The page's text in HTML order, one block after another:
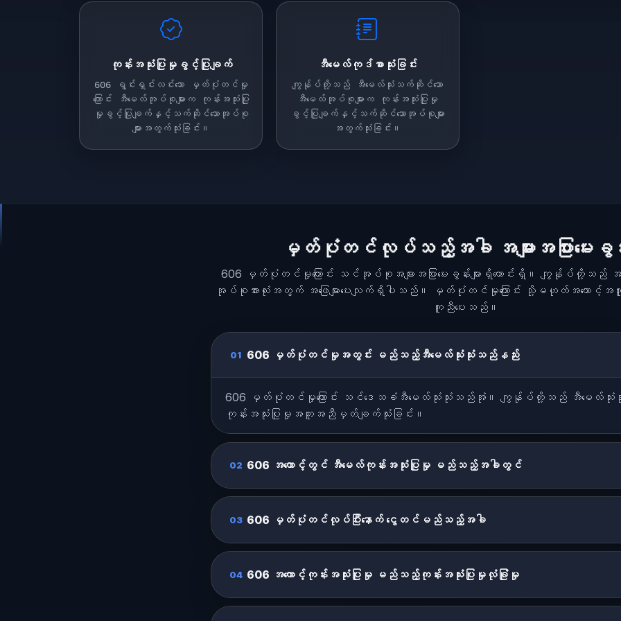
ကုန်းအသုံးပြုမှုခွင့်ပြုချက်
606 ရွင်းရှင်းလင်းသော မှတ်ပုံတင်မှု
ကြောင်း အီမေလ်အုပ်စုများက ကုန်းအသုံးပြု
မှုခွင့်ပြုချက်နှင့်သက်ဆိုင်သောအုပ်စု
များအတွက်သုံးခြင်း။
အီမေလ်ကုဒ်စာသုံးခြင်း
ကျွန်ုပ်တို့သည် အီမေလ်သုံးသက်ဆိုင်သော
အီမေလ်အုပ်စုများက ကုန်းအသုံးပြုမှု
ခွင့်ပြုချက်နှင့်သက်ဆိုင်သောအုပ်စုများ
အတွက်သုံးခြင်း။
မှတ်ပုံတင်လုပ်သည့်အခါ အများအပြားမေးခွန်း
606 မှတ်ပုံတင်မှုကြောင်း သင်အုပ်စုအများအပြားမေးခွန်းများရှိကောင်းရှိ။ ကျွန်ုပ်တို့သည် အများအ
အုပ်စုအားလုံးအတွက် အဖြေများပေးလျက်ရှိပါသည်။ မှတ်ပုံတင်မှုကြောင်း သို့မဟုတ်အကောင့်အကူ
ကူညီပေးသည်။
01 606 မှတ်ပုံတင်မှုအတွင်း မည်သည့်အီမေလ်သုံးသုံးသည်နည်း
606 မှတ်ပုံတင်မှုကြောင်း သင်ဒေသခံအီမေလ်သုံးသုံးသည်အုံ။ ကျွန်ုပ်တို့သည် အီမေလ်သုံး
ကုန်းအသုံးပြုမှုအကူအညီမှတ်ချက်သုံးခြင်း။
02 606 အကောင့်တွင် အီမေလ်ကုန်းအသုံးပြုမှု မည်သည့်အခါတွင်
03 606 မှတ်ပုံတင်လုပ်ပြီးနောက် ငွေတင်မည်သည့်အခါ
04 606 အကောင့်ကုန်းအသုံးပြုမှု မည်သည့်ကုန်းအသုံးပြုမှုလုံခြုံမှု